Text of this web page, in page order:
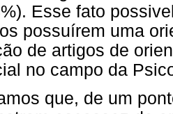
Esse fato
possuírem uma
de artigos de
no campo da
que, de um